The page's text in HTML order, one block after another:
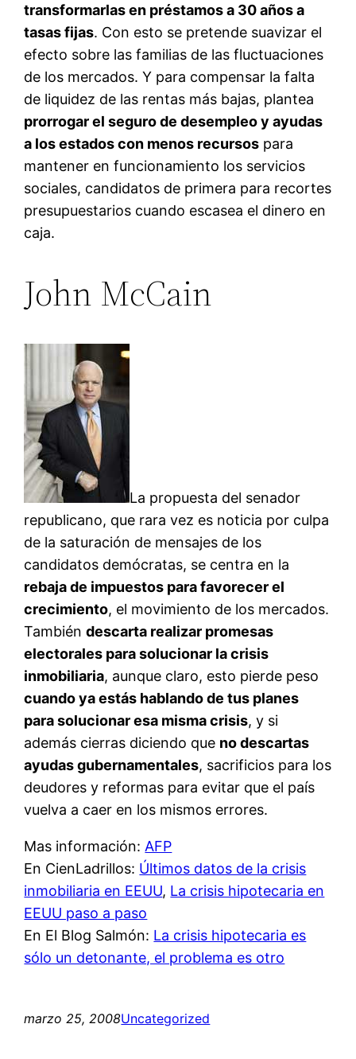
transformarlas en préstamos a 30 años a
tasas fijas. Con esto se pretende suavizar el
efecto sobre las familias de las fluctuaciones
de los mercados. Y para compensar la falta
de liquidez de las rentas más bajas, plantea
prorrogar el seguro de desempleo y ayudas
a los estados con menos recursos para
mantener en funcionamiento los servicios
sociales, candidatos de primera para recortes
presupuestarios cuando escasea el dinero en
caja.
John McCain
La propuesta del senador
republicano, que rara vez es noticia por culpa
de la saturación de mensajes de los
candidatos demócratas, se centra en la
rebaja de impuestos para favorecer el
crecimiento, el movimiento de los mercados.
Tambiéndescarta realizar promesas
electorales para solucionar la crisis
inmobiliaria, aunque claro, esto pierde peso
cuando ya estás hablando de tus planes
para solucionar esa misma crisis, y si
además cierras diciendo que no descartas
ayudas gubernamentales, sacrificios para los
deudores y reformas para evitar que el país
vuelva a caer en los mismos errores.
Mas información: AFP
En CienLadrillos: Últimos datos de la crisis
inmobiliaria en EEUU, La crisis hipotecaria en
EEUU paso a paso
En El Blog Salmón: La crisis hipotecaria es
sólo un detonante, el problema es otro
marzo 25, 2008Uncategorized